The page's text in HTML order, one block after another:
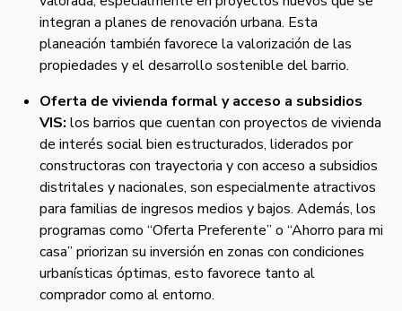
integran a planes de renovación urbana. Esta
planeación también favorece la valorización de las
propiedades y el desarrollo sostenible del barrio.
Oferta de vivienda formal y acceso a subsidios
VIS: los barrios que cuentan con proyectos de vivienda
de interés social bien estructurados, liderados por
constructoras con trayectoria y con acceso a subsidios
distritales y nacionales, son especialmente atractivos
para familias de ingresos medios y bajos. Además, los
programas como “Oferta Preferente” o “Ahorro para mi
casa” priorizan su inversión en zonas con condiciones
urbanísticas óptimas, esto favorece tanto al
comprador como al entorno.